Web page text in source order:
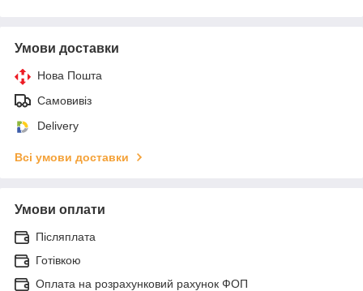
Умови доставки
Нова Пошта
Самовивіз
Delivery
Всі умови доставки
Умови оплати
Післяплата
Готівкою
Оплата на розрахунковий рахунок ФОП